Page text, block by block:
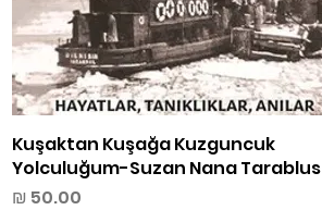
תצוגה מהירה
Kuşaktan Kuşağa Kuzguncuk
Yolculuğum-Suzan Nana Tarablus
מחיר